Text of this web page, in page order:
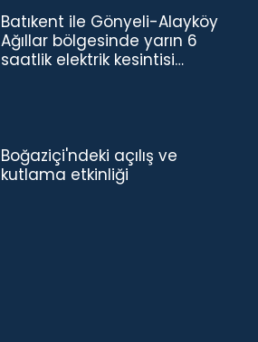
Batıkent ile Gönyeli-Alayköy
Ağıllar bölgesinde yarın 6
saatlik elektrik kesintisi…
Boğaziçi'ndeki açılış ve
kutlama etkinliği